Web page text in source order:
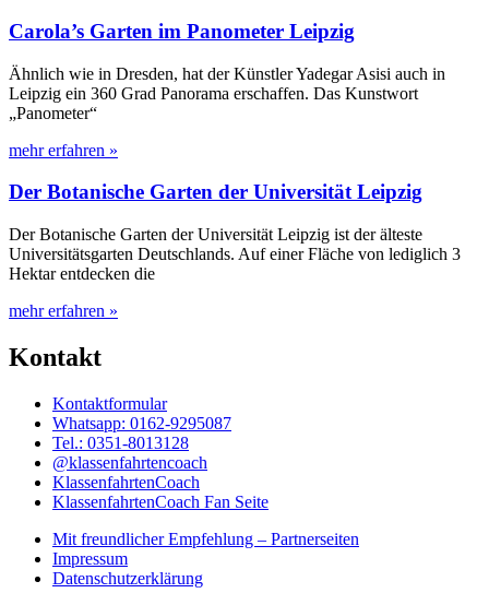
Carola’s Garten im Panometer Leipzig
Ähnlich wie in Dresden, hat der Künstler Yadegar Asisi auch in
Leipzig ein 360 Grad Panorama erschaffen. Das Kunstwort
„Panometer“
mehr erfahren »
Der Botanische Garten der Universität Leipzig
Der Botanische Garten der Universität Leipzig ist der älteste
Universitätsgarten Deutschlands. Auf einer Fläche von lediglich 3
Hektar entdecken die
mehr erfahren »
Kontakt
Kontaktformular
Whatsapp: 0162-9295087
Tel.: 0351-8013128
@klassenfahrtencoach
KlassenfahrtenCoach
KlassenfahrtenCoach Fan Seite
Mit freundlicher Empfehlung – Partnerseiten
Impressum
Datenschutzerklärung